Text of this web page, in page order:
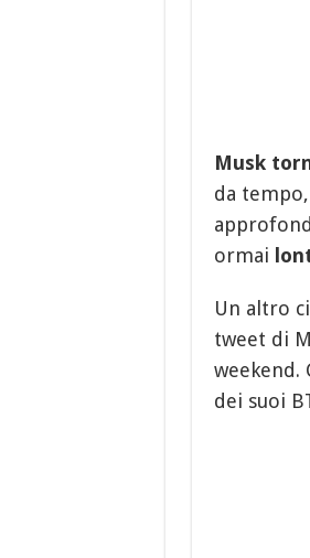
Musk
da
ormai
Un altro
tweet di
weekend.
dei suoi